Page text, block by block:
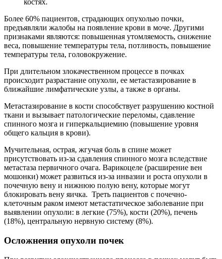
костях.
Более 60% пациентов, страдающих опухолью почки,
предъявляли жалобы на появление крови в моче. Другими
признаками являются: повышенная утомляемость, снижение
веса, повышение температуры тела, потливость, повышение
температуры тела, головокружение.
При длительном злокачественном процессе в почках
происходит разрастание опухоли, ее метастазирование в
ближайшие лимфатические узлы, а также в органы.
Метастазирование в кости способствует разрушению костной
ткани и вызывает патологические переломы, сдавление
спинного мозга и гиперкальциемию (повышение уровня
общего кальция в крови).
Мучительная, острая, жгучая боль в спине может
присутствовать из-за сдавления спинного мозга вследствие
метастаза первичного очага. Варикоцеле (расширение вен
мошонки) может развиться из-за инвазии и роста опухоли в
почечную вену и нижнюю полую вену, которые могут
блокировать вену яичка. Треть пациентов с почечно-
клеточным раком имеют метастатическое заболевание при
выявлении опухоли: в легкие (75%), кости (20%), печень
(18%), центральную нервную систему (8%).
Осложнения опухоли почек